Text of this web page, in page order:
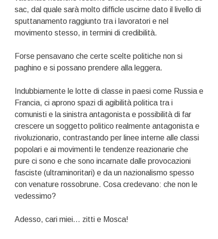
sac, dal quale sarà molto difficle uscirne dato il livello di
sputtanamento raggiunto tra i lavoratori e nel
movimento stesso, in termini di credibilità.
Forse pensavano che certe scelte politiche non si
paghino e si possano prendere alla leggera.
Indubbiamente le lotte di classe in paesi come Russia e
Francia, ci aprono spazi di agibilità politica tra i
comunisti e la sinistra antagonista e possibilità di far
crescere un soggetto politico realmente antagonista e
rivoluzionario, contrastando per linee interne alle classi
popolari e ai movimenti le tendenze reazionarie che
pure ci sono e che sono incarnate dalle provocazioni
fasciste (ultraminoritari) e da un nazionalismo spesso
con venature rossobrune. Cosa credevano: che non le
vedessimo?
Adesso, cari miei… zitti e Mosca!